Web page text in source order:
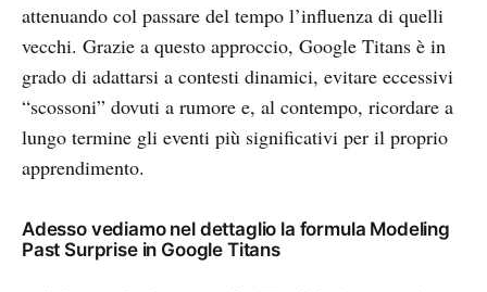
attenuando col passare del tempo l’influenza di quelli
vecchi. Grazie a questo approccio, Google Titans è in
grado di adattarsi a contesti dinamici, evitare eccessivi
“scossoni” dovuti a rumore e, al contempo, ricordare a
lungo termine gli eventi più significativi per il proprio
apprendimento.
Adesso vediamo nel dettaglio la formula Modeling
Past Surprise in Google Titans